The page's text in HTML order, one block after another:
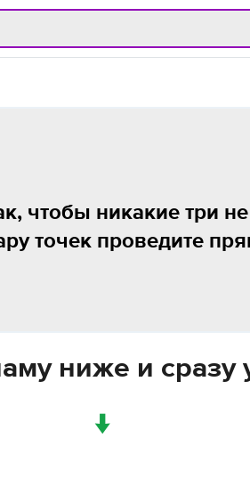
чтобы никакие три
точек проведите
ниже и сразу
↓